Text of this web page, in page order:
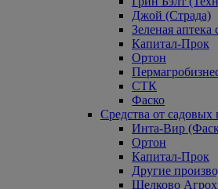
Джой (Страда)
Зеленая аптека
Капитал-Прок
Ортон
СТК
Фаско
Средства от садовых
Инта-Вир
Ортон
Капитал-Прок
Другие
Щелково